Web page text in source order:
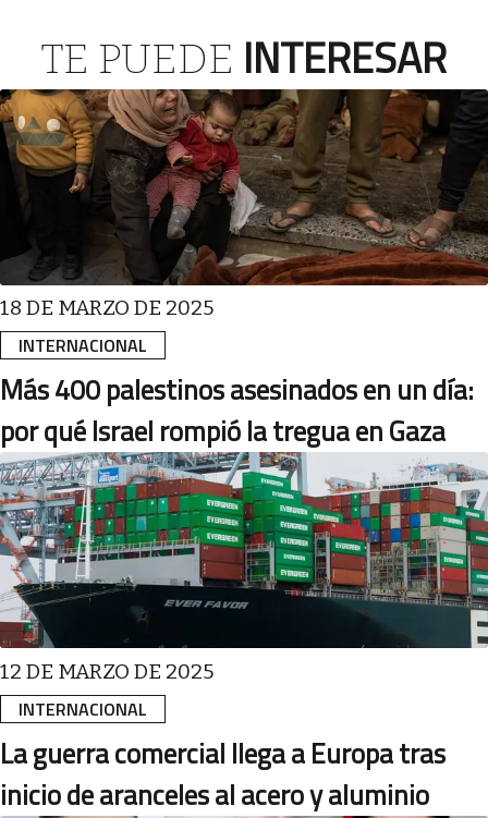
TE PUEDE INTERESAR
INTERNACIONAL
18 DE MARZO DE 2025
Más 400 palestinos asesinados en un día:
por qué Israel rompió la tregua en Gaza
INTERNACIONAL
12 DE MARZO DE 2025
La guerra comercial llega a Europa tras
inicio de aranceles al acero y aluminio